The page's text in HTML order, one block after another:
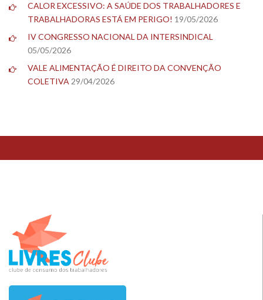
CALOR EXCESSIVO: A SAÚDE DOS TRABALHADORES E
TRABALHADORAS ESTÁ EM PERIGO! 19/05/2026
IV CONGRESSO NACIONAL DA INTERSINDICAL
05/05/2026
VALE ALIMENTAÇÃO É DIREITO DA CONVENÇÃO
COLETIVA 29/04/2026
TESTE